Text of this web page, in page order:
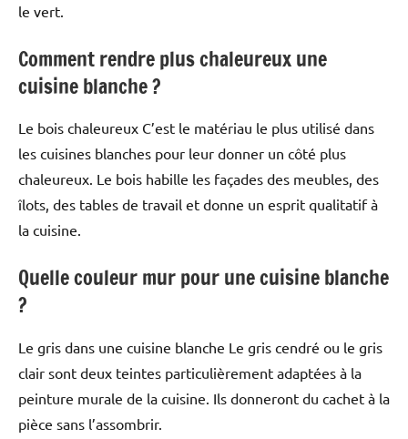
le vert.
Comment rendre plus chaleureux une
cuisine blanche ?
Le bois chaleureux C’est le matériau le plus utilisé dans
les cuisines blanches pour leur donner un côté plus
chaleureux. Le bois habille les façades des meubles, des
îlots, des tables de travail et donne un esprit qualitatif à
la cuisine.
Quelle couleur mur pour une cuisine blanche
?
Le gris dans une cuisine blanche Le gris cendré ou le gris
clair sont deux teintes particulièrement adaptées à la
peinture murale de la cuisine. Ils donneront du cachet à la
pièce sans l’assombrir.